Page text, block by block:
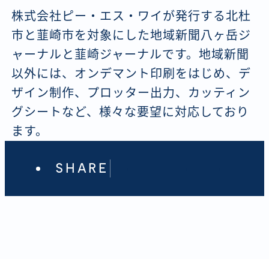
株式会社ピー・エス・ワイが発行する北杜
市と韮崎市を対象にした地域新聞八ヶ岳ジ
ャーナルと韮崎ジャーナルです。地域新聞
以外には、オンデマント印刷をはじめ、デ
ザイン制作、プロッター出力、カッティン
グシートなど、様々な要望に対応しており
ます。
SHARE